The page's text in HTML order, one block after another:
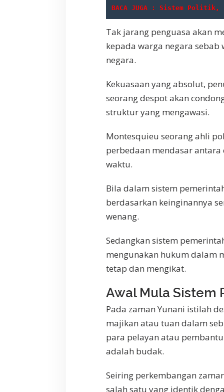
BACA JUGA : Sistem Politik,
Tak jarang penguasa akan
kepada warga negara
negara.
Kekuasaan yang absolut,
seorang despot akan
struktur yang mengawasi.
Montesquieu seorang ahli
perbedaan mendasar
waktu.
Bila dalam sistem
berdasarkan keinginannya
wenang.
Sedangkan sistem
mengunakan hukum dalam
tetap dan mengikat.
Awal Mula Sistem
Pada zaman Yunani istilah
majikan atau tuan dalam
para pelayan atau
adalah budak.
Seiring perkembangan
salah satu yang identik